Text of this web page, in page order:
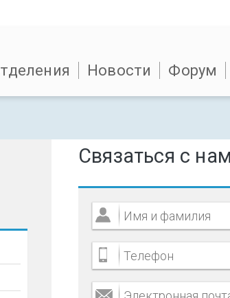
Новости Форум
Связаться с